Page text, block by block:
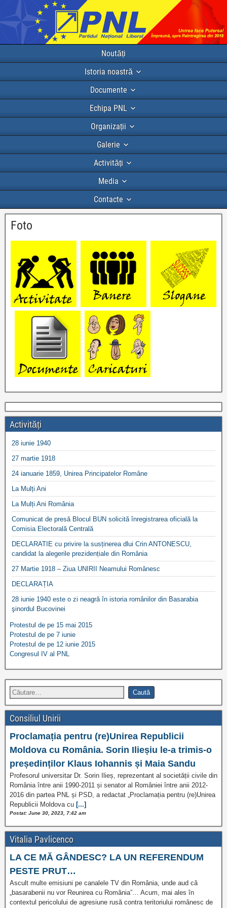
Noutăți
Istoria noastră
Documente
Echipa PNL
Organizații
Galerie
Activități
Media
Contacte
Foto
Activități
28 iunie 1940
27 martie 1918
24 ianuarie 1859, Unirea Principatelor Române
La Mulți Ani
La Mulți Ani România
Comunicat de presă Blocul BUN solicită înregistrarea oficială la
Comisia Electorală Centrală
DECLARATIE cu privire la susținerea dlui Crin ANTONESCU,
candidat la alegerile prezidențiale din România
27 Martie 1918 – Ziua UNIRII Neamului Românesc
DECLARAȚIA
28 iunie 1940 este o zi neagră în istoria românilor din Basarabia
şinordul Bucovinei
Protestul de pe 15 mai 2015
Protestul de pe 7 iunie
Protestul de pe 12 iunie 2015
Congresul IV al PNL
Consiliul Unirii
Proclamația pentru (re)Unirea Republicii
Moldova cu România. Sorin Ilieșiu le-a trimis-o
președinților Klaus Iohannis și Maia Sandu
Profesorul universitar Dr. Sorin Ilieș, reprezentant al societății civile din
România între anii 1990-2011 și senator al României între anii 2012-
2016 din partea PNL și PSD, a redactat „Proclamația pentru (re)Unirea
Republicii Moldova cu [...]
Postat: June 30, 2023, 7:42 am
Vitalia Pavlicenco
LA CE MĂ GÂNDESC? LA UN REFERENDUM
PESTE PRUT…
Ascult multe emisiuni pe canalele TV din România, unde aud că
„basarabenii nu vor Reunirea cu România”… Acum, mai ales în
contextul pericolului de agresiune rusă contra teritoriului românesc de